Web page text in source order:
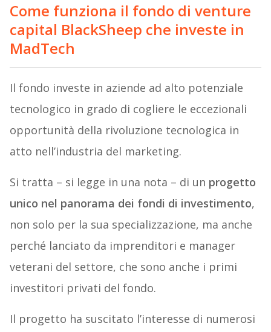
Come funziona il fondo di venture
capital BlackSheep che investe in
MadTech
Il fondo investe in aziende ad alto potenziale
tecnologico in grado di cogliere le eccezionali
opportunità della rivoluzione tecnologica in
atto nell’industria del marketing.
Si tratta – si legge in una nota – di un progetto
unico nel panorama dei fondi di investimento,
non solo per la sua specializzazione, ma anche
perché lanciato da imprenditori e manager
veterani del settore, che sono anche i primi
investitori privati del fondo.
Il progetto ha suscitato l’interesse di numerosi